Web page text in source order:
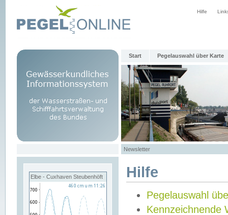
Hilfe
Start Pegelauswahl über Karte
Newsletter
Elbe - Cuxhaven Steubenhöft Hilfe
Pegelauswahl
Kennzeichnende